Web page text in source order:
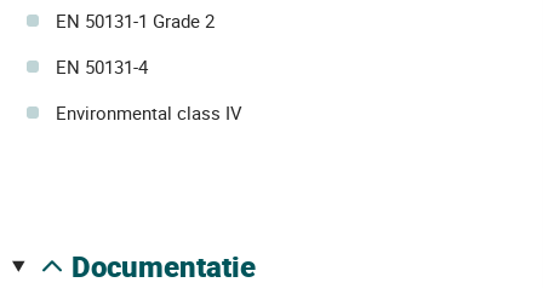
EN 50131-1 Grade 2
EN 50131-4
Environmental class IV
documentatie